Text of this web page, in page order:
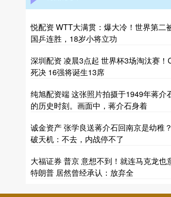
悦配资 WTT大满贯：爆大冷！世界第二
国乒连胜，18岁小将立功
深圳配资 凌晨3点起 世界杯3场淘汰赛！
死决 16强将诞生13席
纯旭配资端 这张照片拍摄于1949年蒋介
的历史时刻。画面中，蒋介石身着
诚金资产 张学良送蒋介石回南京是幼稚
破天机：不去，内战停不了
大福证券 普京 意想不到！就连马克龙也
特朗普 居然曾经承认：放弃全